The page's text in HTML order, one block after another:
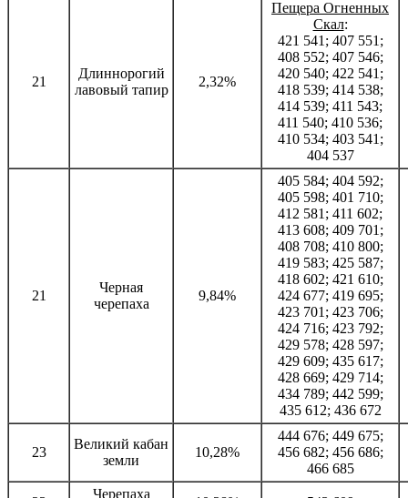
21
Длиннорогий
лавовый тапир
2,32%
Пещера Огненных
Скал:
421 541; 407 551;
408 552; 407 546;
420 540; 422 541;
418 539; 414 538;
414 539; 411 543;
411 540; 410 536;
410 534; 403 541;
404 537
21
Черная
черепаха
9,84%
405 584; 404 592;
405 598; 401 710;
412 581; 411 602;
413 608; 409 701;
408 708; 410 800;
419 583; 425 587;
418 602; 421 610;
424 677; 419 695;
423 701; 423 706;
424 716; 423 792;
429 578; 428 597;
429 609; 435 617;
428 669; 429 714;
434 789; 442 599;
435 612; 436 672
23
Великий кабан
земли
10,28%
444 676; 449 675;
456 682; 456 686;
466 685
Черепаха